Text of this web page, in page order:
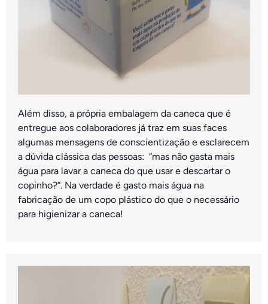
Além disso, a própria embalagem da caneca que é
entregue aos colaboradores já traz em suas faces
algumas mensagens de conscientização e esclarecem
a dúvida clássica das pessoas: “mas não gasta mais
água para lavar a caneca do que usar e descartar o
copinho?”. Na verdade é gasto mais água na
fabricação de um copo plástico do que o necessário
para higienizar a caneca!